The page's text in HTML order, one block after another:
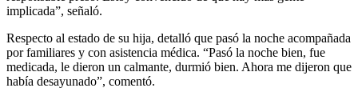
implicada”, señaló.
Respecto al estado de su hija, detalló que pasó la noche acompañada
por familiares y con asistencia médica. “Pasó la noche bien, fue
medicada, le dieron un calmante, durmió bien. Ahora me dijeron que
había desayunado”, comentó.